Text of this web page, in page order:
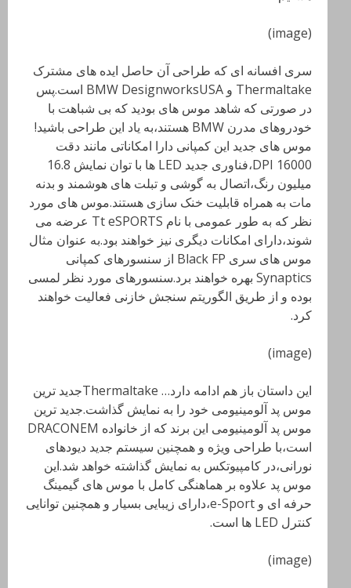
(image)
سری افسانه ای که طراحی آن حاصل ایده های مشترک
Thermaltake و BMW DesignworksUSA است.پس
در صورتی که شاهد موس های بودید که بی شباهت با
خودروهای مدرن BMW هستند،به یاد این طراحی باشید!
موس های جدید این کمپانی دارا امکاناتی مانند دقت
16000 DPI،فناوری جدید LED
ها با توان نمایش 16.8
میلیون رنگ،اتصال به گوشی و تبلت های هوشمند و بدنه
مات به همراه قابلیت خنک سازی هستند.موس های مورد
نظر که به طور عمومی با نام Tt eSPORTS عرضه می
شوند،دارای امکانات دیگری نیز خواهند بود.به عنوان مثال
موس های سری Black FP از سنسورهای کمپانی
Synaptics بهره خواهند برد.سنسورهای مورد نظر لمسی
بوده و از طریق الگوریتم سنجش خازنی فعالیت خواهند
کرد.
(image)
این داستان باز هم ادامه دارد… Thermaltakeجدید ترین
موس پد آلومینیومی خود را به نمایش گذاشت.جدید ترین
موس پد آلومینیومی این برند که از خانواده DRACONEM
است،با طراحی ویژه و همچنین سیستم جدید دیودهای
نورانی،در کامپیوتکس به نمایش گذاشته خواهد شد.این
موس پد علاوه بر هماهنگی کامل با موس های گیمینگ
حرفه ای و
e-Sport،دارای زیبایی بسیار و همچنین توانایی
کنترل LED
ها است.
(image)